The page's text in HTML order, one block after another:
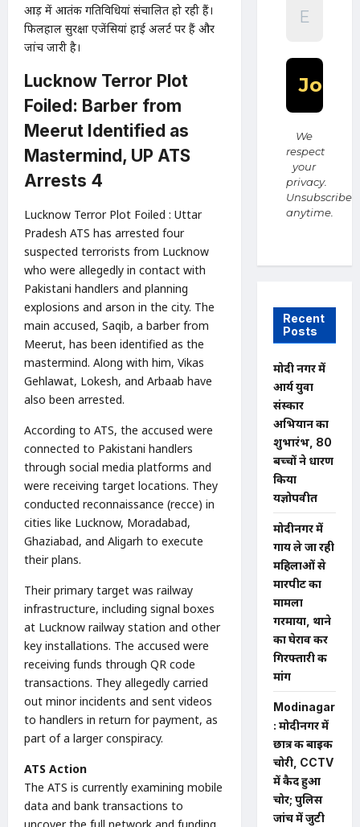
आड़ में आतंकी गतिविधियां संचालित हो रही हैं।
फिलहाल सुरक्षा एजेंसियां हाई अलर्ट पर हैं और
जांच जारी है।
Lucknow Terror Plot
Foiled: Barber from
Meerut Identified as
Mastermind, UP ATS
Arrests 4
Lucknow Terror Plot Foiled : Uttar
Pradesh ATS has arrested four
suspected terrorists from Lucknow
who were allegedly in contact with
Pakistani handlers and planning
explosions and arson in the city. The
main accused, Saqib, a barber from
Meerut, has been identified as the
mastermind. Along with him, Vikas
Gehlawat, Lokesh, and Arbaab have
also been arrested.
According to ATS, the accused were
connected to Pakistani handlers
through social media platforms and
were receiving target locations. They
conducted reconnaissance (recce) in
cities like Lucknow, Moradabad,
Ghaziabad, and Aligarh to execute
their plans.
Their primary target was railway
infrastructure, including signal boxes
at Lucknow railway station and other
key installations. The accused were
receiving funds through QR code
transactions. They allegedly carried
out minor incidents and sent videos
to handlers in return for payment, as
part of a larger conspiracy.
ATS Action
The ATS is currently examining mobile
data and bank transactions to
We
respect
your
privacy.
Unsubscribe
anytime.
Recent
Posts
मोदी नगर में
आर्य युवा
संस्कार
अभियान का
शुभारंभ, 80
बच्चों ने धारण
किया
यज्ञोपवीत
मोदीनगर में
गाय ले जा रही
महिलाओं से
मारपीट का
मामला
गरमाया, थाने
का घेराव कर
गिरफ्तारी की
मांग
Modinagar
: मोदीनगर में
छात्र की बाइक
चोरी, CCTV
में कैद हुआ
चोर; पुलिस
जांच में जुटी